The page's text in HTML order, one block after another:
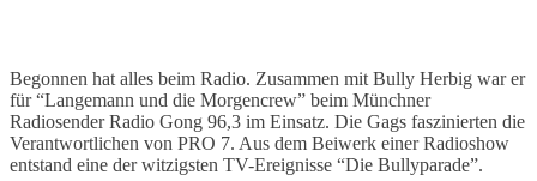
Begonnen hat alles beim Radio. Zusammen mit Bully Herbig war er
für “Langemann und die Morgencrew” beim Münchner
Radiosender Radio Gong 96,3 im Einsatz. Die Gags faszinierten die
Verantwortlichen von PRO 7. Aus dem Beiwerk einer Radioshow
entstand eine der witzigsten TV-Ereignisse “Die Bullyparade”.